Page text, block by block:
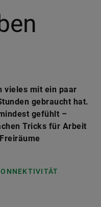
vieles mit ein paar
gebraucht hat.
gefühlt –
Tricks für Arbeit